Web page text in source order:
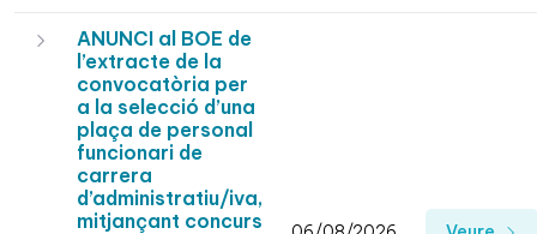
ANUNCI al BOE de
l’extracte de la
convocatòria per
a la selecció d’una
plaça de personal
funcionari de
carrera
d’administratiu/iva,
mitjançant concurs